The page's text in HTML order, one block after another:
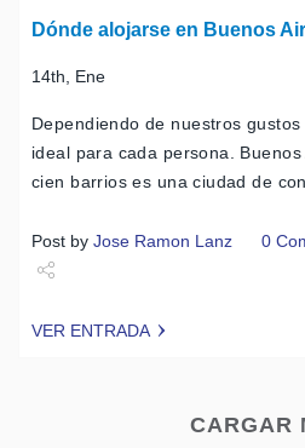
Dónde alojarse en Buenos
14th, Ene
Dependiendo de nuestros
ideal para cada persona.
cien barrios es una ciudad de
Post by Jose Ramon Lanz 0
VER ENTRADA
CARGAR